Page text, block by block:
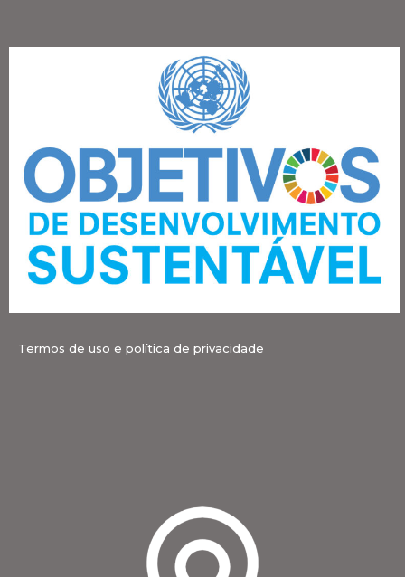
Termos de uso e política de privacidade